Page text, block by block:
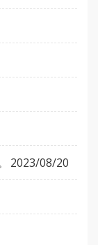
2023/08/20